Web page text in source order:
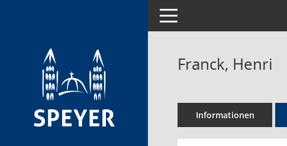
Toggle navigation
Franck, Henri
Informationen